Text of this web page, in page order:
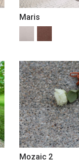
Maris
Mozaic 2